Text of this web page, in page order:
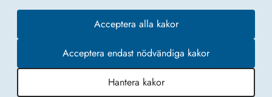
Acceptera alla kakor
Acceptera endast nödvändiga kakor
Hantera kakor